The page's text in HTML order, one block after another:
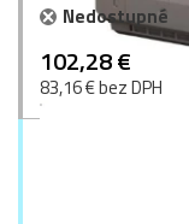
Nedostupné
102,28 €
83,16 € bez DPH